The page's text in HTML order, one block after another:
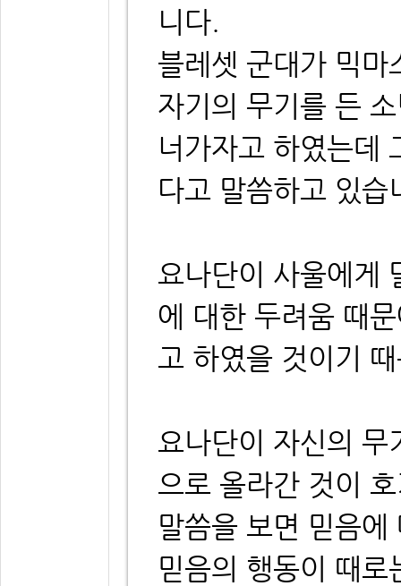
니다.
블레셋 군대가 믹마
자기의 무기를 든
너가자고 하였는데
다고 말씀하고 있습
요나단이 사울에게
에 대한 두려움 때
고 하였을 것이기
요나단이 자신의 무
으로 올라간 것이
말씀을 보면 믿음
믿음의 행동이 때